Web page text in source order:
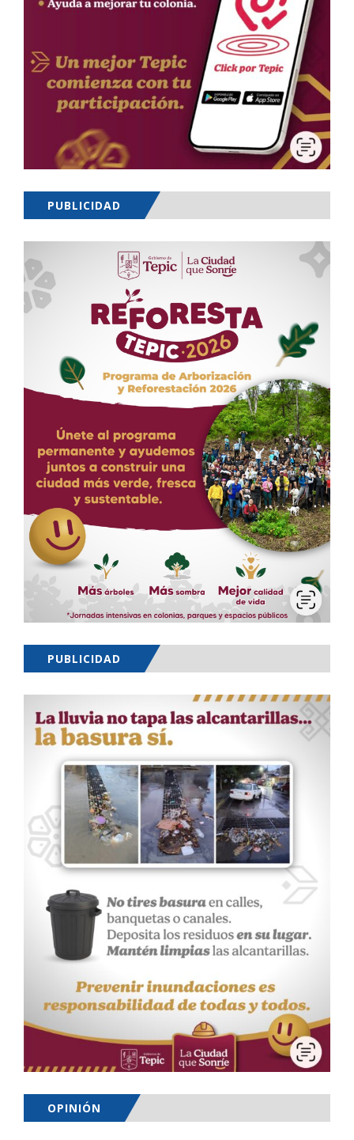
PUBLICIDAD
PUBLICIDAD
OPINIÓN